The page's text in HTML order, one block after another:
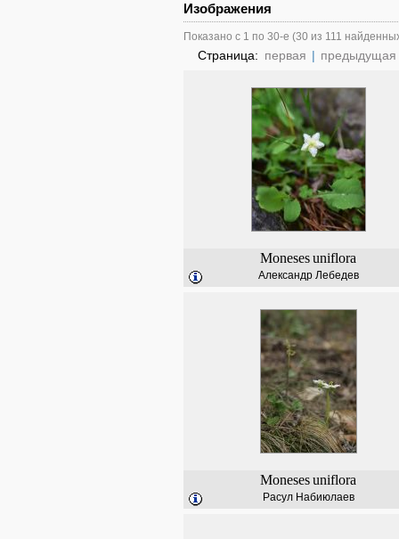
Изображения
Показано с 1 по 30-е (30 из 111
Страница: первая | предыдущая
Monesesuniflora
Александр Лебедев
Monesesuniflora
Расул Набиюлаев